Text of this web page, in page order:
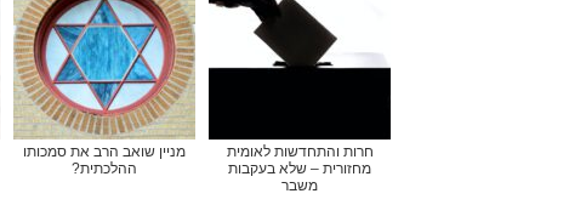
חרות והתחדשות לאומית
מחזורית – שלא בעקבות
משבר
מניין שואב הרב את סמכותו
ההלכתית?